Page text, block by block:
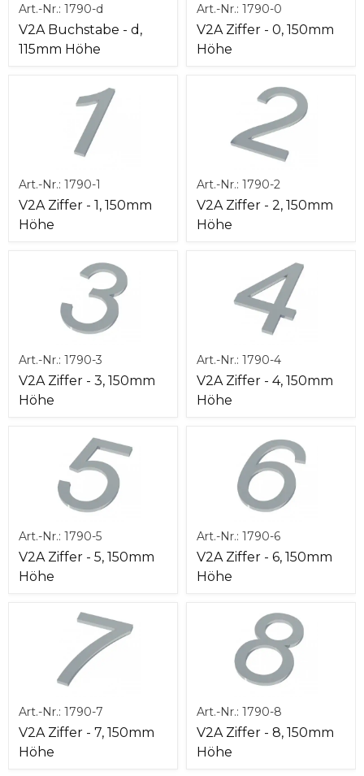
Art.-Nr.: 1790-d
V2A Buchstabe - d,
115mm Höhe
Art.-Nr.: 1790-0
V2A Ziffer - 0, 150mm
Höhe
Art.-Nr.: 1790-1
V2A Ziffer - 1, 150mm
Höhe
Art.-Nr.: 1790-2
V2A Ziffer - 2, 150mm
Höhe
Art.-Nr.: 1790-3
V2A Ziffer - 3, 150mm
Höhe
Art.-Nr.: 1790-4
V2A Ziffer - 4, 150mm
Höhe
Art.-Nr.: 1790-5
V2A Ziffer - 5, 150mm
Höhe
Art.-Nr.: 1790-6
V2A Ziffer - 6, 150mm
Höhe
Art.-Nr.: 1790-7
V2A Ziffer - 7, 150mm
Höhe
Art.-Nr.: 1790-8
V2A Ziffer - 8, 150mm
Höhe